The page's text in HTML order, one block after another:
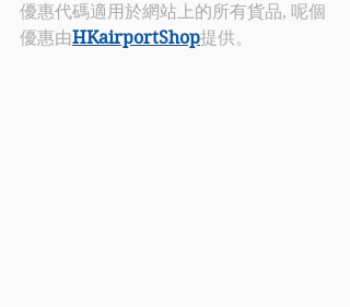
優惠代碼適用於網站上的所有貨品, 呢個
優惠由HKairportShop提供。